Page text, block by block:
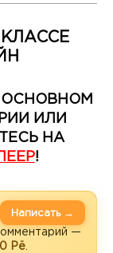
ОСНОВНОМ
ИЛИ
НА
!
—
Рё
Написать →